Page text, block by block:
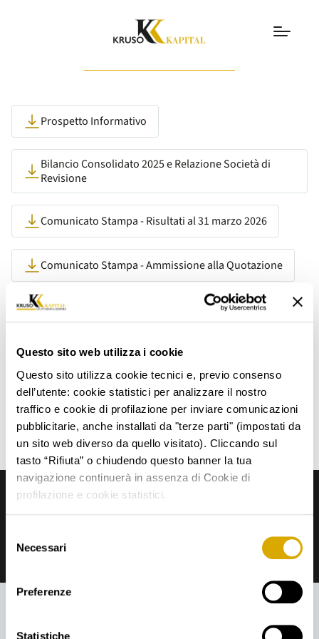
Questo sito web utilizza i cookie
Questo sito utilizza cookie tecnici e, previo consenso
dell’utente: cookie statistici per analizzare il nostro
traffico e cookie di profilazione per inviare comunicazioni
pubblicitarie, anche installati da "terze parti" (impostati da
un sito web diverso da quello visitato). Cliccando sul
tasto “Rifiuta” o chiudendo questo banner la tua
navigazione continuerà in assenza di Cookie di
profilazione e cookie statistici.
delNecessari
Preferenze
Statistiche
Listing Euronext Milan
Prospetto Informativo
Bilancio Consolidato 2025 e Relazione Società di
Revisione
Comunicato Stampa - Risultati al 31 marzo 2026
Comunicato Stampa - Ammissione alla Quotazione
Comunicato Stampa - Ammissione alle Negoziazioni
Atto Costitutivo
Statuto Sociale
Nuovo Statuto Sociale
+39 335.5288794